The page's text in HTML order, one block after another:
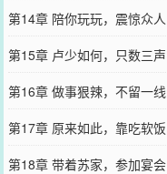
第14章 陪你玩玩，震惊众人
第15章 卢少如何，只数三声
第16章 做事狠辣，不留一线
第17章 原来如此，靠吃软饭
第18章 带着苏家，参加宴会